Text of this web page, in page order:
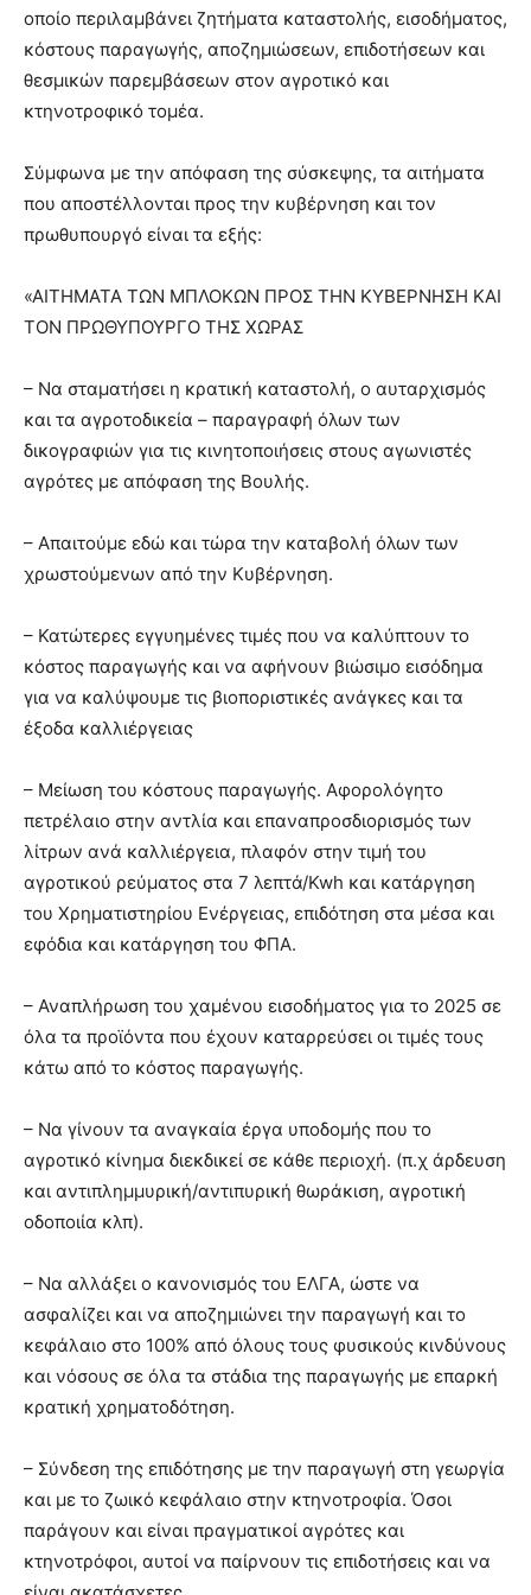
οποίο περιλαμβάνει ζητήματα καταστολής, εισοδήματος,
κόστους παραγωγής, αποζημιώσεων, επιδοτήσεων και
θεσμικών παρεμβάσεων στον αγροτικό και
κτηνοτροφικό τομέα.
Σύμφωνα με την απόφαση της σύσκεψης, τα αιτήματα
που αποστέλλονται προς την κυβέρνηση και τον
πρωθυπουργό είναι τα εξής:
«ΑΙΤΗΜΑΤΑ ΤΩΝ ΜΠΛΟΚΩΝ ΠΡΟΣ ΤΗΝ ΚΥΒΕΡΝΗΣΗ ΚΑΙ
ΤΟΝ ΠΡΩΘΥΠΟΥΡΓΟ ΤΗΣ ΧΩΡΑΣ
– Να σταματήσει η κρατική καταστολή, ο αυταρχισμός
και τα αγροτοδικεία – παραγραφή όλων των
δικογραφιών για τις κινητοποιήσεις στους αγωνιστές
αγρότες με απόφαση της Βουλής.
– Απαιτούμε εδώ και τώρα την καταβολή όλων των
χρωστούμενων από την Κυβέρνηση.
– Κατώτερες εγγυημένες τιμές που να καλύπτουν το
κόστος παραγωγής και να αφήνουν βιώσιμο εισόδημα
για να καλύψουμε τις βιοποριστικές ανάγκες και τα
έξοδα καλλιέργειας
– Μείωση του κόστους παραγωγής. Αφορολόγητο
πετρέλαιο στην αντλία και επαναπροσδιορισμός των
λίτρων ανά καλλιέργεια, πλαφόν στην τιμή του
αγροτικού ρεύματος στα 7 λεπτά/Kwh και κατάργηση
του Χρηματιστηρίου Ενέργειας, επιδότηση στα μέσα και
εφόδια και κατάργηση του ΦΠΑ.
– Αναπλήρωση του χαμένου εισοδήματος για το 2025 σε
όλα τα προϊόντα που έχουν καταρρεύσει οι τιμές τους
κάτω από το κόστος παραγωγής.
– Να γίνουν τα αναγκαία έργα υποδομής που το
αγροτικό κίνημα διεκδικεί σε κάθε περιοχή. (π.χ άρδευση
και αντιπλημμυρική/αντιπυρική θωράκιση, αγροτική
οδοποιία κλπ).
– Να αλλάξει ο κανονισμός του ΕΛΓΑ, ώστε να
ασφαλίζει και να αποζημιώνει την παραγωγή και το
κεφάλαιο στο 100% από όλους τους φυσικούς κινδύνους
και νόσους σε όλα τα στάδια της παραγωγής με επαρκή
κρατική χρηματοδότηση.
– Σύνδεση της επιδότησης με την παραγωγή στη γεωργία
και με το ζωικό κεφάλαιο στην κτηνοτροφία. Όσοι
παράγουν και είναι πραγματικοί αγρότες και
κτηνοτρόφοι, αυτοί να παίρνουν τις επιδοτήσεις και να